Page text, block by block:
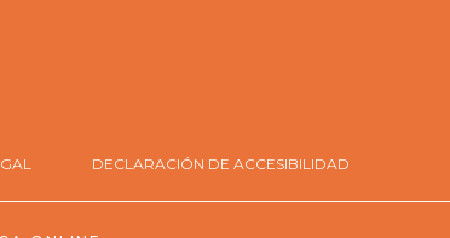
DECLARACIÓN DE ACCESIBILIDAD